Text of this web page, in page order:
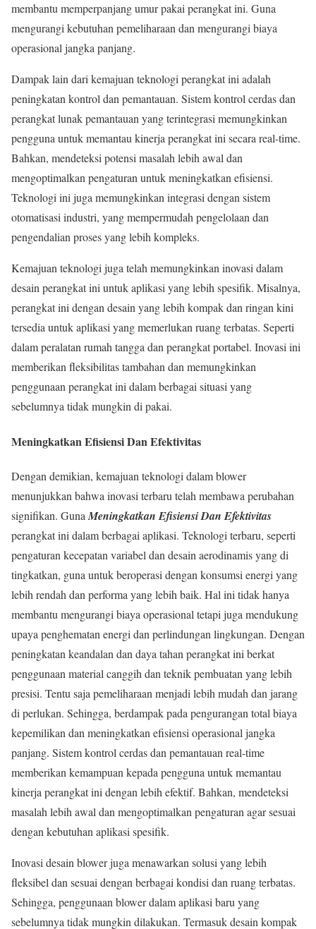
membantu memperpanjang umur pakai perangkat ini. Guna
mengurangi kebutuhan pemeliharaan dan mengurangi biaya
operasional jangka panjang.
Dampak lain dari kemajuan teknologi perangkat ini adalah
peningkatan kontrol dan pemantauan. Sistem kontrol cerdas dan
perangkat lunak pemantauan yang terintegrasi memungkinkan
pengguna untuk memantau kinerja perangkat ini secara real-time.
Bahkan, mendeteksi potensi masalah lebih awal dan
mengoptimalkan pengaturan untuk meningkatkan efisiensi.
Teknologi ini juga memungkinkan integrasi dengan sistem
otomatisasi industri, yang mempermudah pengelolaan dan
pengendalian proses yang lebih kompleks.
Kemajuan teknologi juga telah memungkinkan inovasi dalam
desain perangkat ini untuk aplikasi yang lebih spesifik. Misalnya,
perangkat ini dengan desain yang lebih kompak dan ringan kini
tersedia untuk aplikasi yang memerlukan ruang terbatas. Seperti
dalam peralatan rumah tangga dan perangkat portabel. Inovasi ini
memberikan fleksibilitas tambahan dan memungkinkan
penggunaan perangkat ini dalam berbagai situasi yang
sebelumnya tidak mungkin di pakai.
Meningkatkan Efisiensi Dan Efektivitas
Dengan demikian, kemajuan teknologi dalam blower
menunjukkan bahwa inovasi terbaru telah membawa perubahan
signifikan. Guna Meningkatkan Efisiensi Dan Efektivitas
perangkat ini dalam berbagai aplikasi. Teknologi terbaru, seperti
pengaturan kecepatan variabel dan desain aerodinamis yang di
tingkatkan, guna untuk beroperasi dengan konsumsi energi yang
lebih rendah dan performa yang lebih baik. Hal ini tidak hanya
membantu mengurangi biaya operasional tetapi juga mendukung
upaya penghematan energi dan perlindungan lingkungan. Dengan
peningkatan keandalan dan daya tahan perangkat ini berkat
penggunaan material canggih dan teknik pembuatan yang lebih
presisi. Tentu saja pemeliharaan menjadi lebih mudah dan jarang
di perlukan. Sehingga, berdampak pada pengurangan total biaya
kepemilikan dan meningkatkan efisiensi operasional jangka
panjang. Sistem kontrol cerdas dan pemantauan real-time
memberikan kemampuan kepada pengguna untuk memantau
kinerja perangkat ini dengan lebih efektif. Bahkan, mendeteksi
masalah lebih awal dan mengoptimalkan pengaturan agar sesuai
dengan kebutuhan aplikasi spesifik.
Inovasi desain blower juga menawarkan solusi yang lebih
fleksibel dan sesuai dengan berbagai kondisi dan ruang terbatas.
Sehingga, penggunaan blower dalam aplikasi baru yang
sebelumnya tidak mungkin dilakukan. Termasuk desain kompak